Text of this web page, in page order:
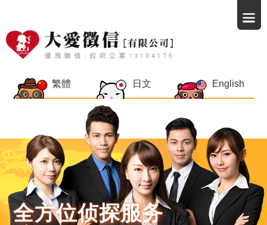
繁體 日文 English
全方位侦探服务